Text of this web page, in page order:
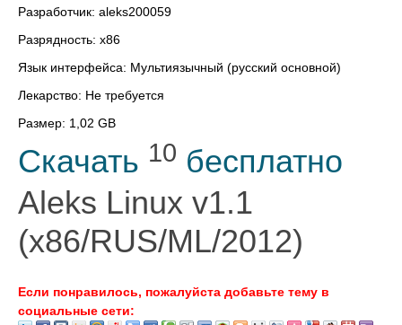
Разработчик: aleks200059
Разрядность: х86
Язык интерфейса: Мультиязычный (русский основной)
Лекарство: Не требуется
Размер: 1,02 GB
Скачать 10 бесплатно
Aleks Linux v1.1
(x86/RUS/ML/2012)
Если понравилось, пожалуйста добавьте тему в
социальные сети: